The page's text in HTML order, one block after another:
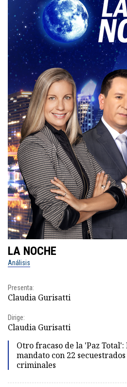
LA NOCHE
Análisis
Presenta:
Claudia Gurisatti
Dirige:
Claudia Gurisatti
Otro fracaso de la 'Paz
mandato con 22
criminales